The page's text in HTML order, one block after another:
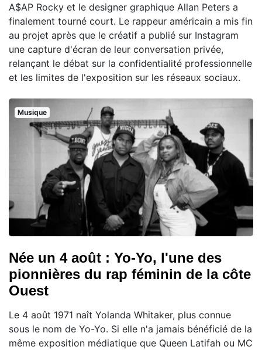
A$AP Rocky et le designer graphique Allan Peters a
finalement tourné court. Le rappeur américain a mis fin
au projet après que le créatif a publié sur Instagram
une capture d'écran de leur conversation privée,
relançant le débat sur la confidentialité professionnelle
et les limites de l'exposition sur les réseaux sociaux.
Musique
Née un 4 août : Yo-Yo, l'une des
pionnières du rap féminin de la côte
Ouest
Le 4 août 1971 naît Yolanda Whitaker, plus connue
sous le nom de Yo-Yo. Si elle n'a jamais bénéficié de la
même exposition médiatique que Queen Latifah ou MC